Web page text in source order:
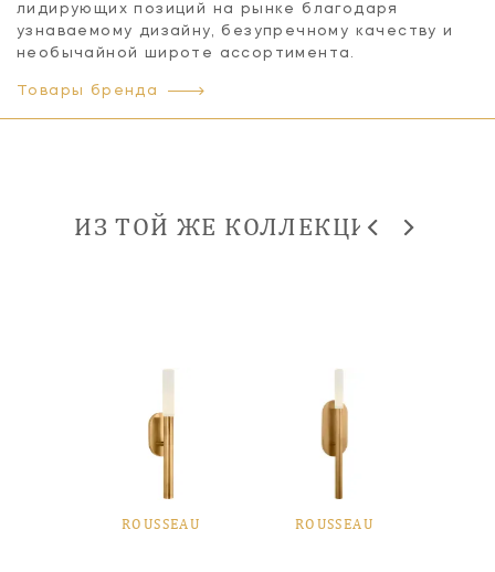
лидирующих позиций на рынке благодаря
узнаваемому дизайну, безупречному качеству и
необычайной широте ассортимента.
Товары бренда
ИЗ ТОЙ ЖЕ КОЛЛЕКЦИИ
ROUSSEAU ROUSSEAU